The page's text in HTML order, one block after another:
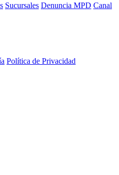
Sucursales Denuncia MPD Canal
Política de Privacidad